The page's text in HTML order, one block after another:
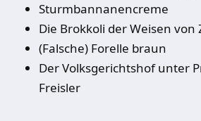
Sturmbannanencreme
Die Brokkoli der Weisen von
(Falsche) Forelle braun
Der Volksgerichtshof unter
Freisler